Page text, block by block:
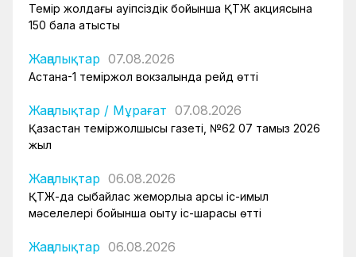
Темір жолдағы қауіпсіздік бойынша ҚТЖ акциясына
150 бала қатысты
Жаңалықтар 07.08.2026
Астана-1 теміржол вокзалында рейд өтті
Жаңалықтар / Мұрағат 07.08.2026
Қазақстан теміржолшысы газеті, №62 07 тамыз 2026
жыл
Жаңалықтар 06.08.2026
ҚТЖ-да сыбайлас жемқорлыққа қарсы іс-қимыл
мәселелері бойынша оқыту іс-шарасы өтті
Жаңалықтар 06.08.2026